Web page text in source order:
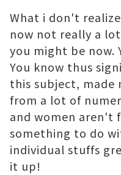
What i don't
now not really a
you might be now.
You know thus
this subject, made
from a lot of
and women aren't
something to do
individual stuffs
it up!